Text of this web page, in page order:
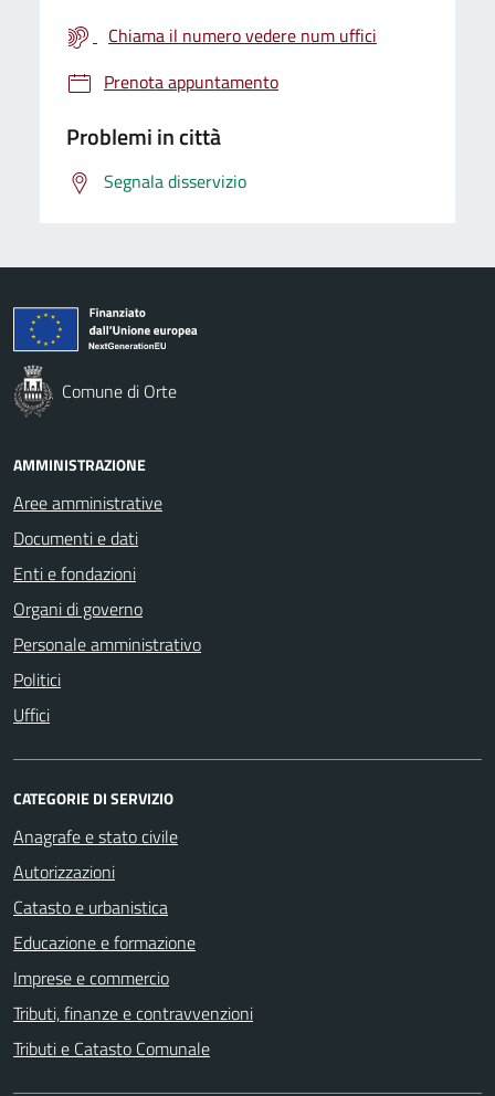
Chiama il numero vedere num uffici
Prenota appuntamento
Problemi in città
Segnala disservizio
Comune di Orte
AMMINISTRAZIONE
Aree amministrative
Documenti e dati
Enti e fondazioni
Organi di governo
Personale amministrativo
Politici
Uffici
CATEGORIE DI SERVIZIO
Anagrafe e stato civile
Autorizzazioni
Catasto e urbanistica
Educazione e formazione
Imprese e commercio
Tributi, finanze e contravvenzioni
Tributi e Catasto Comunale